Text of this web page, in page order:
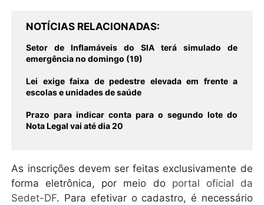
NOTÍCIAS RELACIONADAS
Setor de Inflamáveis do SIA terá simulado de
emergência no domingo (19)
Lei exige faixa de pedestre elevada em frente a
escolas e unidades de saúde
Prazo para indicar conta para o segundo lote do
Nota Legal vai até dia 20
As inscrições devem ser feitas exclusivamente de
forma eletrônica, por meio do portal oficial da
Sedet-DF. Para efetivar o cadastro, é necessário